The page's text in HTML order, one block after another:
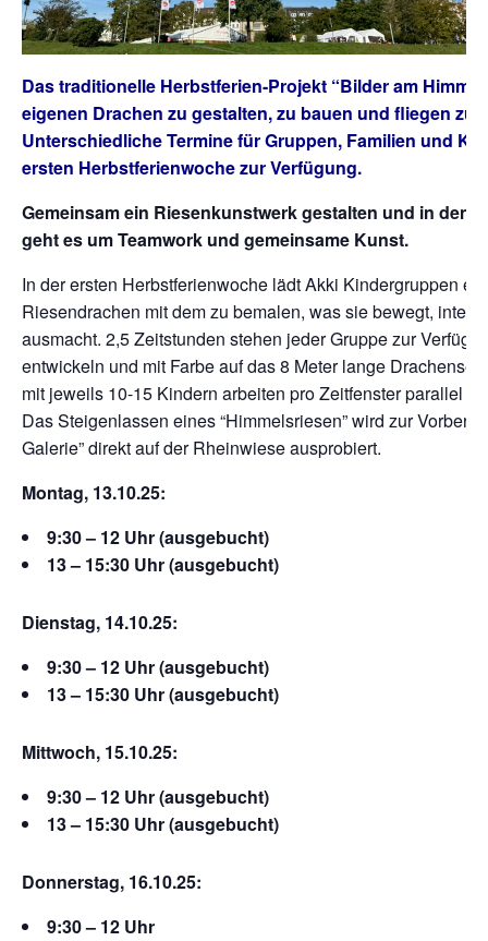
Das traditionelle Herbstferien-Projekt “Bilder am
eigenen Drachen zu gestalten, zu bauen und fliegen zu
Unterschiedliche Termine für Gruppen, Familien und
ersten Herbstferienwoche zur Verfügung.
Gemeinsam ein Riesenkunstwerk gestalten und in den
geht es um Teamwork und gemeinsame Kunst.
In der ersten Herbstferienwoche lädt Akki Kindergruppen
Riesendrachen mit dem zu bemalen, was sie bewegt,
ausmacht. 2,5 Zeitstunden stehen jeder Gruppe zur
entwickeln und mit Farbe auf das 8 Meter lange
mit jeweils 10-15 Kindern arbeiten pro Zeitfenster parallel
Das Steigenlassen eines “Himmelsriesen” wird zur
Galerie” direkt auf der Rheinwiese ausprobiert.
Montag, 13.10.25:
9:30 – 12 Uhr (ausgebucht)
13 – 15:30 Uhr (ausgebucht)
Dienstag, 14.10.25:
9:30 – 12 Uhr (ausgebucht)
13 – 15:30 Uhr (ausgebucht)
Mittwoch, 15.10.25:
9:30 – 12 Uhr (ausgebucht)
13 – 15:30 Uhr (ausgebucht)
Donnerstag, 16.10.25:
9:30 – 12 Uhr